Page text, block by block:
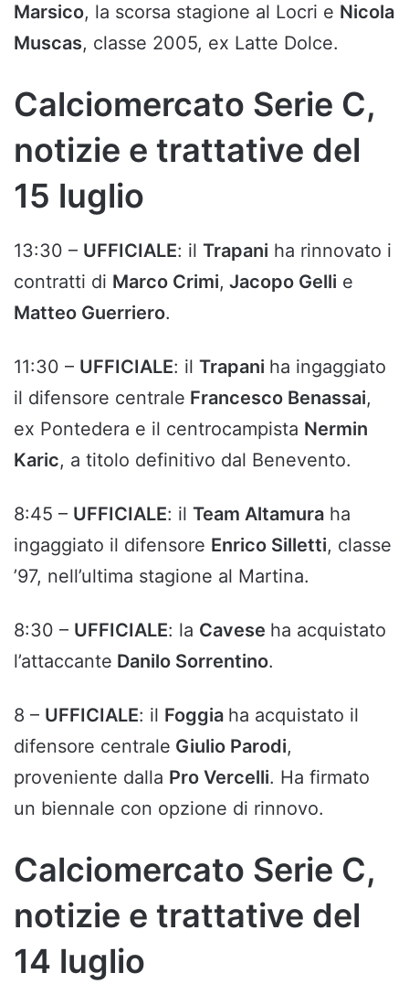
Marsico, la scorsa stagione al Locri e Nicola
Muscas, classe 2005, ex Latte Dolce.
Calciomercato Serie C,
notizie e trattative del
15 luglio
13:30 – UFFICIALE: il Trapani ha rinnovato i
contratti di Marco Crimi, Jacopo Gelli e
Matteo Guerriero.
11:30 – UFFICIALE: il Trapani ha ingaggiato
il difensore centrale Francesco Benassai,
ex Pontedera e il centrocampista Nermin
Karic, a titolo definitivo dal Benevento.
8:45 – UFFICIALE: il Team Altamura ha
ingaggiato il difensore Enrico Silletti, classe
’97, nell’ultima stagione al Martina.
8:30 – UFFICIALE: la Cavese ha acquistato
l’attaccante Danilo Sorrentino.
8 – UFFICIALE: il Foggia ha acquistato il
difensore centrale Giulio Parodi,
proveniente dalla Pro Vercelli. Ha firmato
un biennale con opzione di rinnovo.
Calciomercato Serie C,
notizie e trattative del
14 luglio